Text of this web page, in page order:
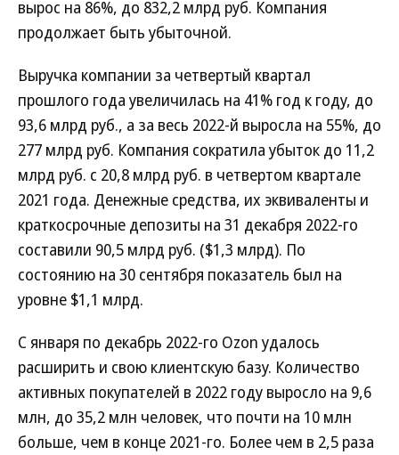
вырос на 86%, до 832,2 млрд руб. Компания
продолжает быть убыточной.
Выручка компании за четвертый квартал
прошлого года увеличилась на 41% год к году, до
93,6 млрд руб., а за весь 2022-й выросла на 55%, до
277 млрд руб. Компания сократила убыток до 11,2
млрд руб. с 20,8 млрд руб. в четвертом квартале
2021 года. Денежные средства, их эквиваленты и
краткосрочные депозиты на 31 декабря 2022-го
составили 90,5 млрд руб. ($1,3 млрд). По
состоянию на 30 сентября показатель был на
уровне $1,1 млрд.
С января по декабрь 2022-го Ozon удалось
расширить и свою клиентскую базу. Количество
активных покупателей в 2022 году выросло на 9,6
млн, до 35,2 млн человек, что почти на 10 млн
больше, чем в конце 2021-го. Более чем в 2,5 раза